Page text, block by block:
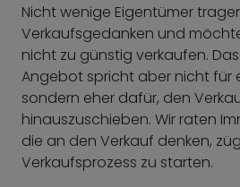
Nicht wenige Eigentümer
Verkaufsgedanken und
nicht zu günstig verkaufen.
Angebot spricht aber nicht für
sondern eher dafür, den
hinauszuschieben. Wir raten
die an den Verkauf denken,
Verkaufsprozess zu starten.